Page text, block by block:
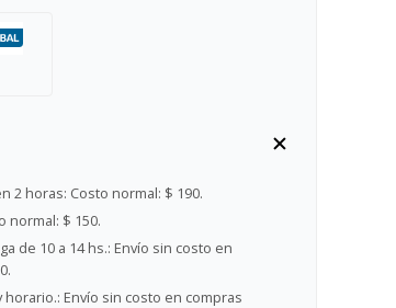
2 horas: Costo normal: $ 190.
normal: $ 150.
de 10 a 14 hs.: Envío sin costo en
horario.: Envío sin costo en compras